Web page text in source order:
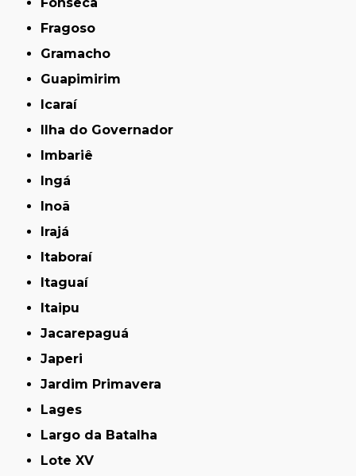
Fragoso
Gramacho
Guapimirim
Icaraí
Ilha do Governador
Imbariê
Ingá
Inoã
Irajá
Itaboraí
Itaguaí
Itaipu
Jacarepaguá
Japeri
Jardim Primavera
Lages
Largo da Batalha
Lote XV